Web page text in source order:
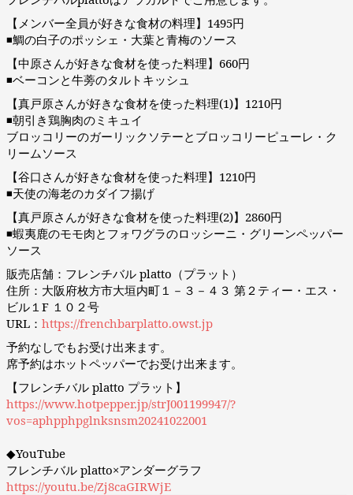
【メンバー全員が好きな食材の料理】1495円
◾️鯛の白子のポッシェ・大葉と青梅のソース
【中原さんが好きな食材を使った料理】660円
◾️ベーコンと牛蒡のタルトキッシュ
【真戸原さんが好きな食材を使った料理(1)】1210円
◾️朝引き鶏胸肉のミキュイ
ブロッコリーのガーリックソテーとブロッコリーピューレ・ク
リームソース
【谷口さんが好きな食材を使った料理】1210円
◾️天使の海老のカダイフ揚げ
【真戸原さんが好きな食材を使った料理(2)】2860円
◾️蝦夷鹿のモモ肉とフォワグラのロッシーニ・グリーンペッパー
ソース
販売店舗：フレンチバル platto（プラット）
住所：大阪府枚方市大垣内町１－３－４３ 第２ティー・エス・
ビル１F １０２号
URL： https://frenchbarplatto.owst.jp
予約なしでもお受け出来ます。
席予約はホットペッパーでお受け出来ます。
【フレンチバル platto プラット】
https://www.hotpepper.jp/strJ001199947/?
vos=aphpphpglnksnsm20241022001
◆YouTube
フレンチバル platto×アンダーグラフ
https://youtu.be/Zj8caGIRWjE